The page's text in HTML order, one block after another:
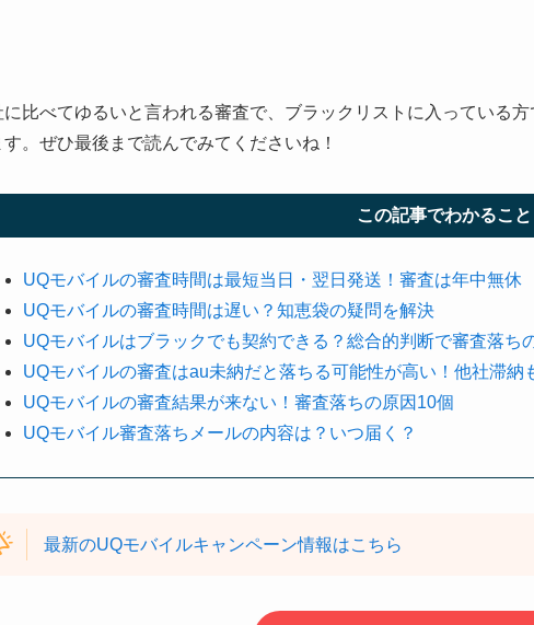
に比べてゆるいと言われる審査で、ブラックリストに入っている
す。ぜひ最後まで読んでみてくださいね！
この記事でわかること
UQモバイルの審査時間は最短当日・翌日発送！審査は年中無休
UQモバイルの審査時間は遅い？知恵袋の疑問を解決
UQモバイルはブラックでも契約できる？総合的判断で審査落ち
UQモバイルの審査はau未納だと落ちる可能性が高い！他社滞納
UQモバイルの審査結果が来ない！審査落ちの原因10個
UQモバイル審査落ちメールの内容は？いつ届く？
最新のUQモバイルキャンペーン情報はこちら